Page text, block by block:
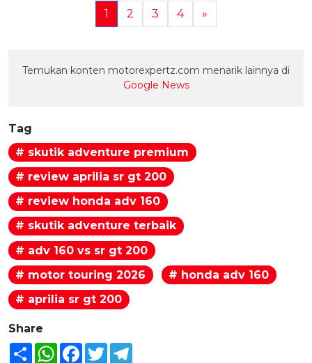
1 2 3 4 »
Temukan konten motorexpertz.com menarik lainnya di
Google News
Tag
# skutik adventure premium
# review aprilia sr gt 200
# review honda adv 160
# skutik adventure terbaik
# adv 160 vs sr gt 200
# motor touring 2026
# honda adv 160
# aprilia sr gt 200
Share
Share WhatsAppFacebook
Twitter